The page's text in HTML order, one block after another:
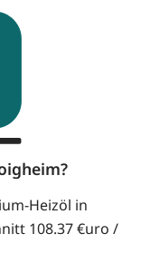
Heizöl in
108.37 €uro /